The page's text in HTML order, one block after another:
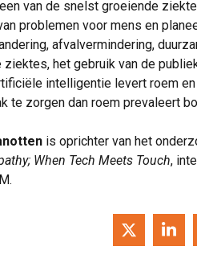
van de snelst groeiende
problemen voor mens en
afvalvermindering,
ziektes, het gebruik van de
intelligentie levert roem
te zorgen dan roem prevaleert
is oprichter van het
When Tech Meets Touch,